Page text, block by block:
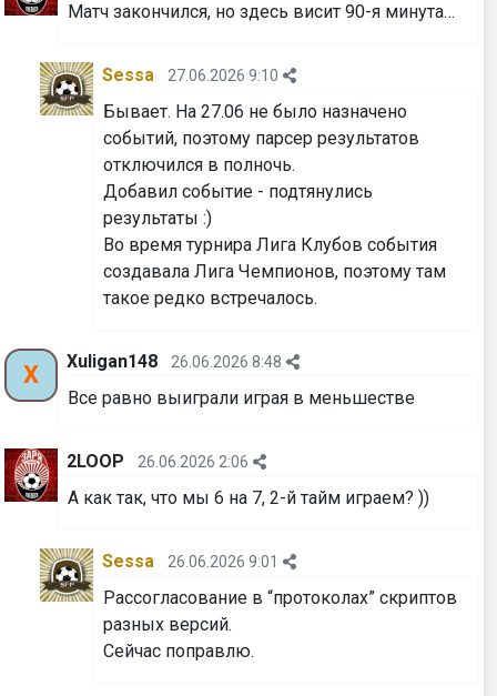
Матч закончился, но здесь висит 90-я минута…
Sessa 27.06.2026 9:10
Бывает. На 27.06 не было назначено
событий, поэтому парсер результатов
отключился в полночь.
Добавил событие - подтянулись
результаты :)
Во время турнира Лига Клубов события
создавала Лига Чемпионов, поэтому там
такое редко встречалось.
X Xuligan148 26.06.2026 8:48
Все равно выиграли играя в меньшестве
2LOOP 26.06.2026 2:06
А как так, что мы 6 на 7, 2-й тайм играем? ))
Sessa 26.06.2026 9:01
Рассогласование в “протоколах” скриптов
разных версий.
⁠⁠⁠⁠⁠⁠⁠Сейчас поправлю.